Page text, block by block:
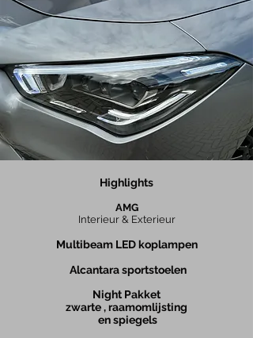
Highlights
AMG
Interieur & Exterieur
Multibeam LED koplampen
Alcantara sportstoelen
Night Pakket
zwarte , raamomlijsting
en spiegel​s